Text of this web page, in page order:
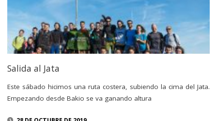
OJOS
DEL
DIABLO"
Salida al Jata
Este sábado hicimos una ruta costera, subiendo la cima del Jata.
Empezando desde Bakio se va ganando altura